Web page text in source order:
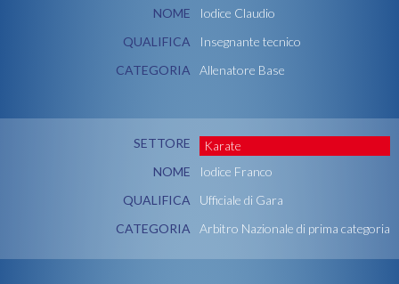
NOME
Iodice Claudio
QUALIFICA
Insegnante tecnico
CATEGORIA
Allenatore Base
SETTORE
Karate
NOME
Iodice Franco
QUALIFICA
Ufficiale di Gara
CATEGORIA
Arbitro Nazionale di prima categoria